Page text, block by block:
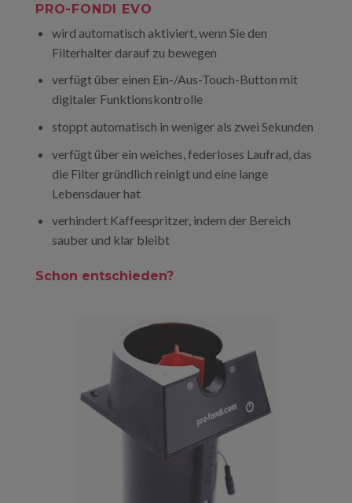
PRO-FONDI EVO
wird automatisch aktiviert, wenn Sie den
Filterhalter darauf zu bewegen
verfügt über einen Ein-/Aus-Touch-Button mit
digitaler Funktionskontrolle
stoppt automatisch in weniger als zwei Sekunden
verfügt über ein weiches, federloses Laufrad, das
die Filter gründlich reinigt und eine lange
Lebensdauer hat
verhindert Kaffeespritzer, indem der Bereich
sauber und klar bleibt
Schon entschieden?